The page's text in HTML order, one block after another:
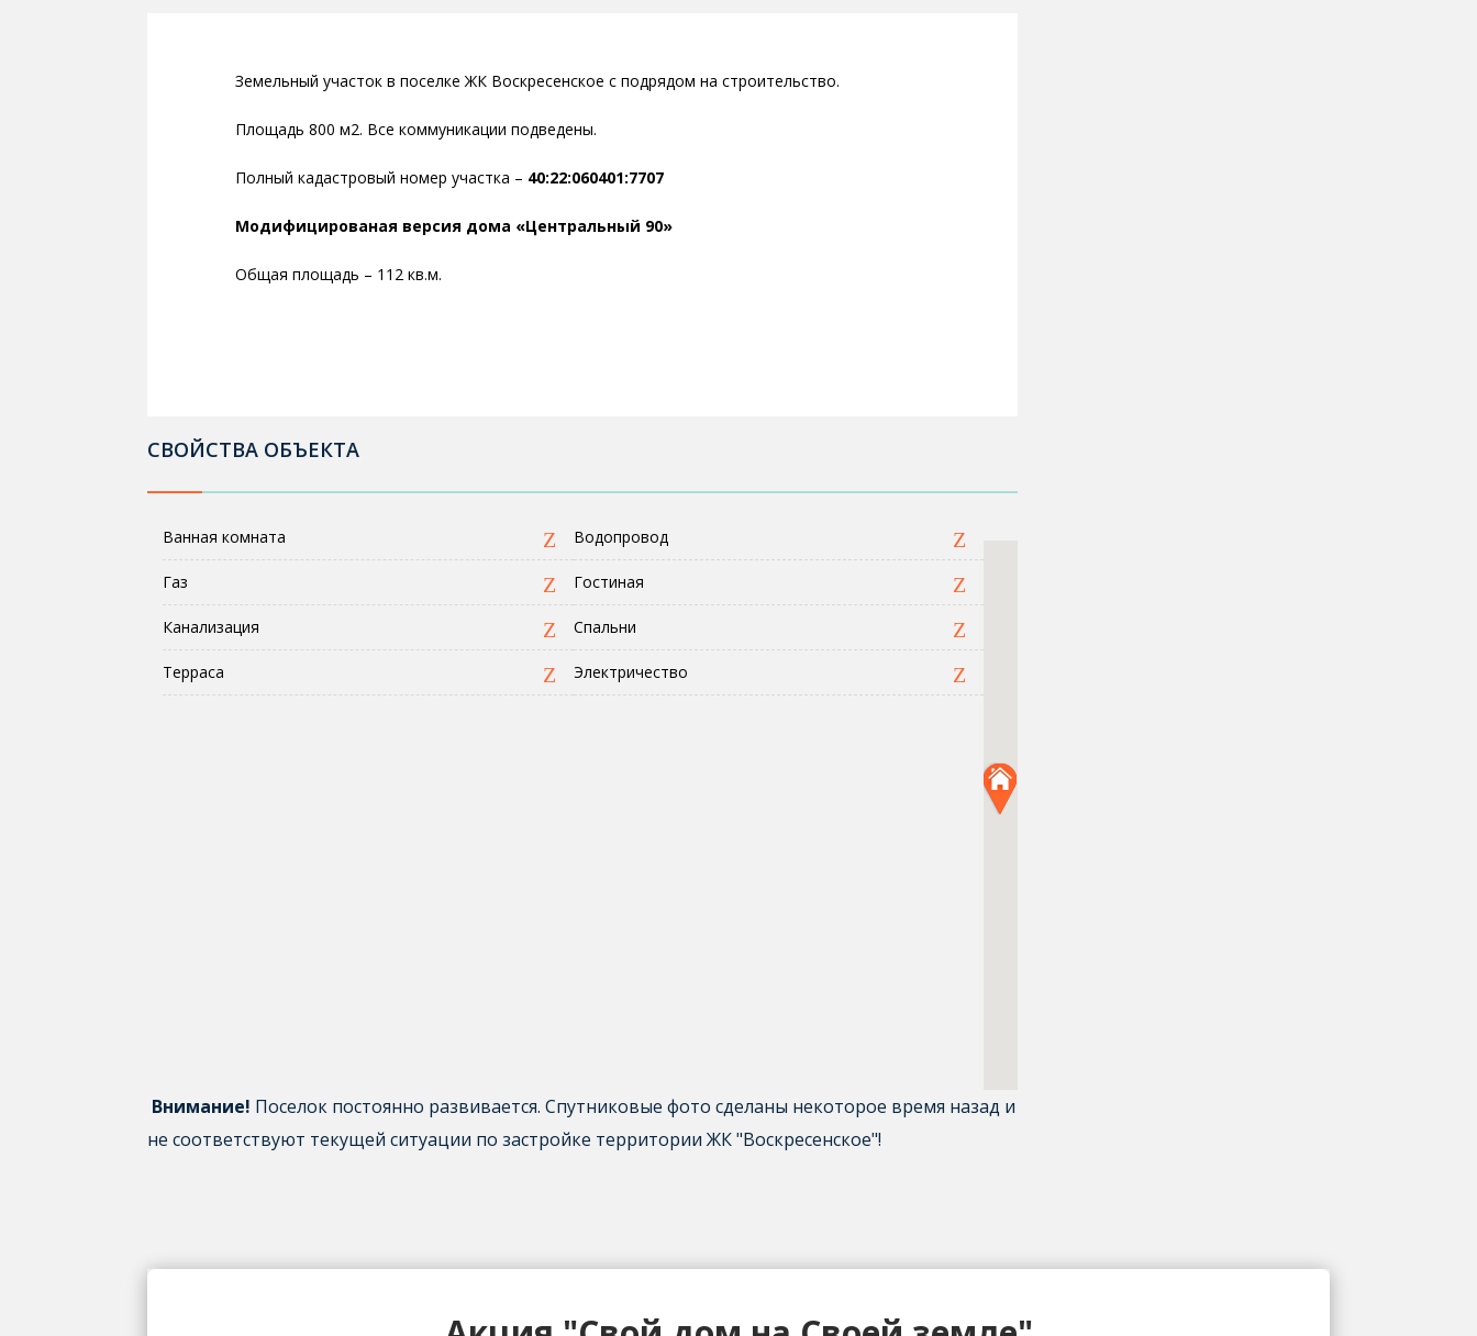
Земельный участок в поселке ЖК Воскресенское с подрядом на строительство.
Площадь 800 м2. Все коммуникации подведены.
Полный кадастровый номер участка – 40:22:060401:7707
Модифицированая версия дома «Центральный 90»
Общая площадь – 112 кв.м.
СВОЙСТВА ОБЪЕКТА
Ванная комната Водопровод
Газ Гостиная
Канализация Спальни
Терраса Электричество
Внимание! Поселок постоянно развивается. Спутниковые фото сделаны некоторое время назад и
не соответствуют текущей ситуации по застройке территории ЖК "Воскресенское"!